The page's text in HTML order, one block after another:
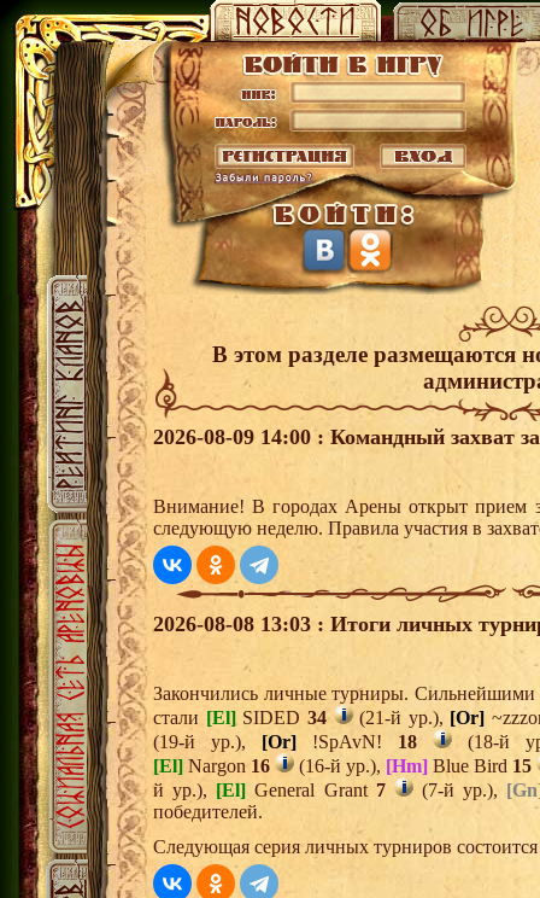
В этом разделе размещаются
2026-08-09 14:00 : Командный захват
Внимание! В городах Арены открыт прием
следующую неделю. Правила участия в
2026-08-08 13:03 : Итоги личных
Закончились личные турниры. Сильнейшими
стали [El]SIDED 34 (21-й ур.), [Or]
(19-й ур.), [Or]!SpAvN! 18
(18-й
[El] Nargon 16 (16-й ур.), [Hm] Blue Bird 15
й ур.), [El] General Grant 7 (7-й ур.),
победителей.
Следующая серия личных турниров состоится